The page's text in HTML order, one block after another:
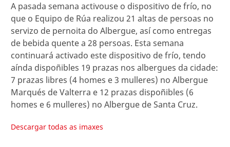
A pasada semana activouse o dispositivo de frío, no
que o Equipo de Rúa realizou 21 altas de persoas no
servizo de pernoita do Albergue, así como entregas
de bebida quente a 28 persoas. Esta semana
continuará activado este dispositivo de frío, tendo
aínda dispoñibles 19 prazas nos albergues da cidade:
7 prazas libres (4 homes e 3 mulleres) no Albergue
Marqués de Valterra e 12 prazas dispoñibles (6
homes e 6 mulleres) no Albergue de Santa Cruz.
Descargar todas as imaxes